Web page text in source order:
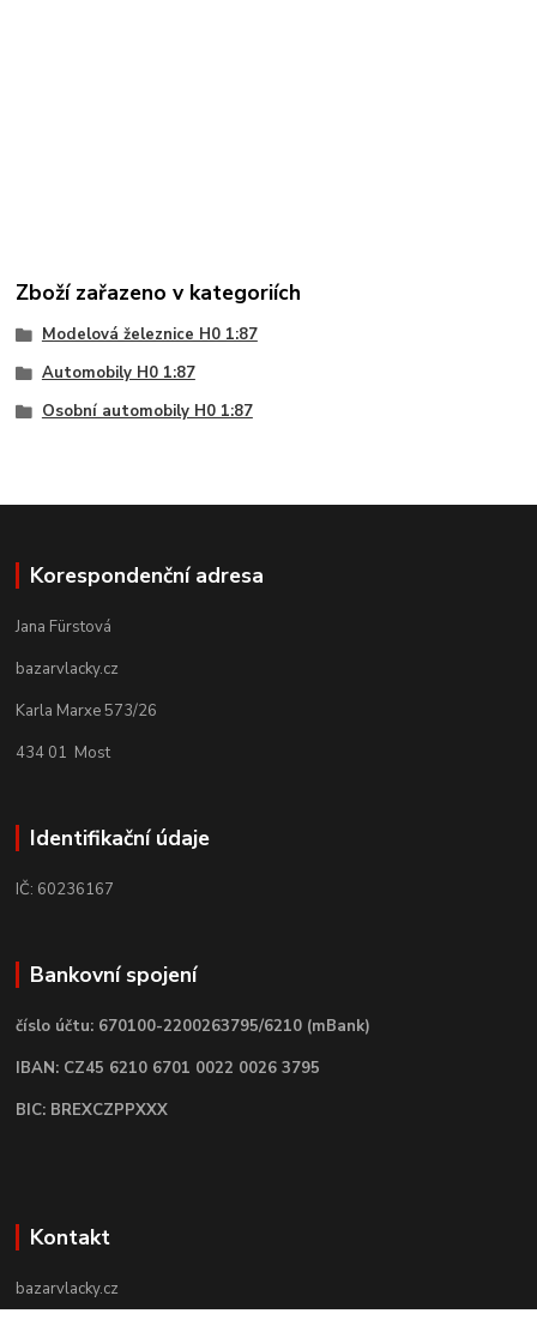
Zboží zařazeno v kategoriích
Modelová železnice H0 1:87
Automobily H0 1:87
Osobní automobily H0 1:87
Korespondenční adresa
Jana Fürstová
bazarvlacky.cz
Karla Marxe 573/26
434 01 Most
Identifikační údaje
IČ: 60236167
Bankovní spojení
číslo účtu: 670100-2200263795/6210 (mBank)
IBAN: CZ45 6210 6701 0022 0026 3795
BIC: BREXCZPPXXX
Kontakt
bazarvlacky.cz